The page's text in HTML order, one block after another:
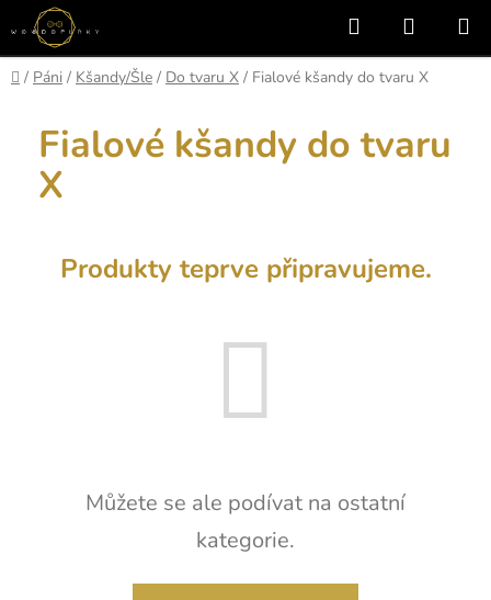
Přejít
na
obsah
Hledat
KOŠÍK
Domů
/ Páni / Kšandy/Šle / Do tvaru X / Fialové kšandy do tvaru X
Fialové kšandy do tvaru
X
Produkty teprve připravujeme.
Můžete se ale podívat na ostatní
kategorie.